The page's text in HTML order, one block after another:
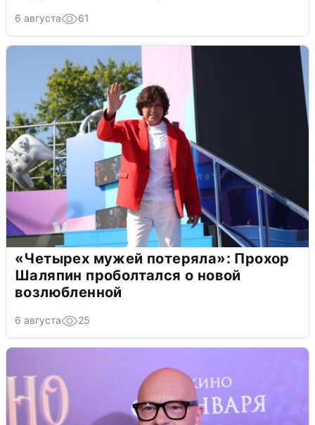
6 августа 61
«Четырех мужей потеряла»: Прохор
Шаляпин проболтался о новой
возлюбленной
6 августа 25